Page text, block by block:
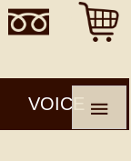

VOICE